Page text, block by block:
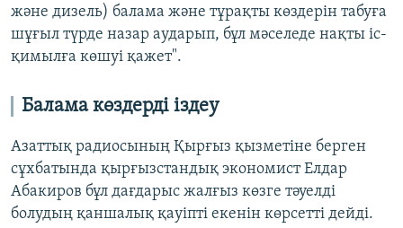
және дизель) балама және тұрақты көздерін табуға
шұғыл түрде назар аударып, бұл мәселеде нақты іс-
қимылға көшуі қажет".
Балама көздерді іздеу
Азаттық радиосының Қырғыз қызметіне берген
сұхбатында қырғызстандық экономист Елдар
Абакиров бұл дағдарыс жалғыз көзге тәуелді
болудың қаншалық қауіпті екенін көрсетті дейді.